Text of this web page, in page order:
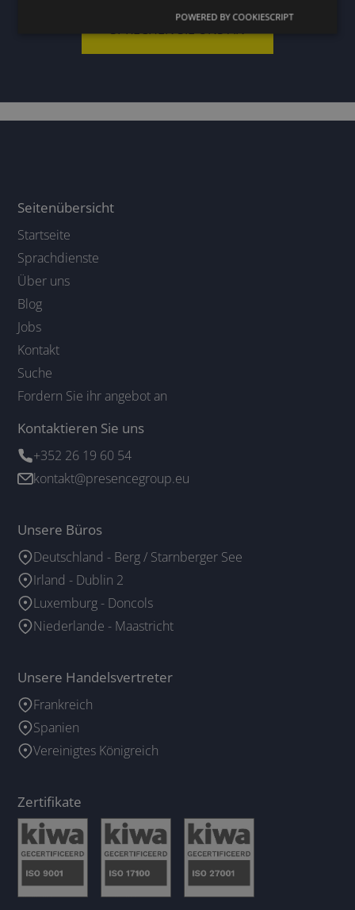
SPRECHEN SIE UNS AN
Seitenübersicht
Startseite
Sprachdienste
Über uns
Blog
Jobs
Kontakt
Suche
Fordern Sie ihr angebot an
Kontaktieren Sie uns
+352 26 19 60 54
kontakt@presencegroup.eu
Unsere Büros
Deutschland - Berg / Starnberger See
Irland - Dublin 2
Luxemburg - Doncols
Niederlande - Maastricht
Unsere Handelsvertreter
Frankreich
Spanien
Vereinigtes Königreich
Zertifikate
POWERED BY COOKIESCRIPT